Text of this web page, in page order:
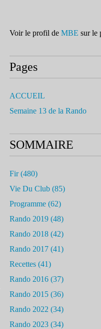
Voir le profil de MBE sur le
Pages
ACCUEIL
Semaine 13 de la Rando
SOMMAIRE
Fir(480)
Vie Du Club (85)
Programme (62)
Rando 2019 (48)
Rando 2018 (42)
Rando 2017 (41)
Recettes (41)
Rando 2016 (37)
Rando 2015 (36)
Rando 2022 (34)
Rando 2023 (34)